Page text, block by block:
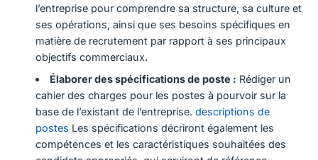
l’entreprise pour comprendre sa structure, sa culture et
ses opérations, ainsi que ses besoins spécifiques en
matière de recrutement par rapport à ses principaux
objectifs commerciaux.
Élaborer des spécifications de poste : Rédiger un
cahier des charges pour les postes à pourvoir sur la
base de l’existant de l’entreprise. descriptions de
postes Les spécifications décriront également les
compétences et les caractéristiques souhaitées des